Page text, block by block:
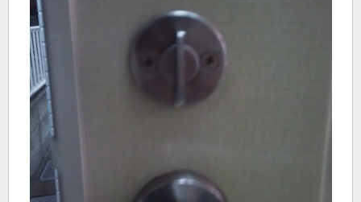
シリンダー錠 玉座錠・引違戸錠
補助錠（ワンドアツーロック） キーレス錠
電気錠 窓用防犯錠
お車、バイクのメーカー・車種
料金表
全国統一料金表
サービスについて